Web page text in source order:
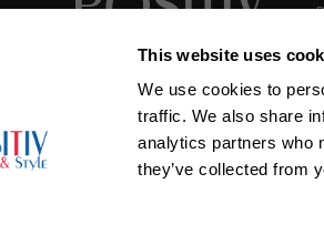
This website uses
We use cookies to
traffic. We also share
analytics partners who
they’ve collected from
SLEDUJTE NÁS